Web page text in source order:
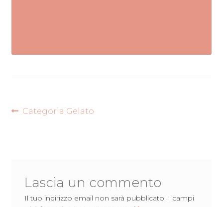
Navigazione
Articolo
Categoria Gelato
Lascia un commento
Il tuo indirizzo email non sarà pubblicato. I campi